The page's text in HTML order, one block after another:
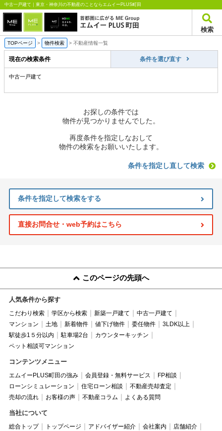
中古一戸建て｜東京・神奈川の不動産のことならエムイーPLUS町田
検索
TOPページ > 物件検索 > 不動産情報一覧
現在の検索条件 条件を選び直す
中古一戸建て
お探しの条件では
物件が見つかりませんでした。
再度条件を指定しなおして
物件の検索をお願いいたします。
条件を指定し直して検索
条件を指定して検索をする
直接お問合せ・web予約はこちら
このページの先頭へ
人気条件から探す
こだわり検索 学区から検索 新築一戸建て
中古一戸建て
マンション
土地 新着物件 値下げ物件 委任物件
3LDK以上
駅徒歩1５分以内
駐車場2台
カウンターキッチン
ペット相談可マンション
コンテンツメニュー
エムイーPLUS町田の強み 会員登録・無料サービス
FP相談
ローンシミュレーション
住宅ローン相談
不動産売却査定
売却の流れ
お客様の声 不動産コラム よくある質問
当社について
総合トップ トップページ アドバイザー紹介 会社案内
店舗紹介